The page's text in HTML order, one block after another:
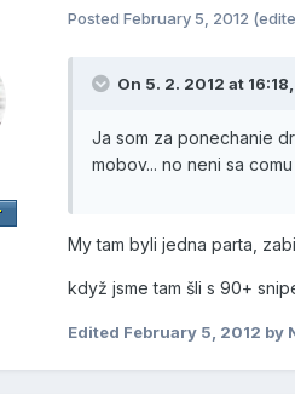
Posted February 5, 2012
On 5. 2. 2012 at
Ja som za ponechanie
mobov... no neni sa comu
My tam byli jedna parta,
když jsme tam šli s 90+
Edited February 5, 2012 by